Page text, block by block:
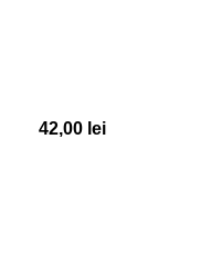
42,00 lei